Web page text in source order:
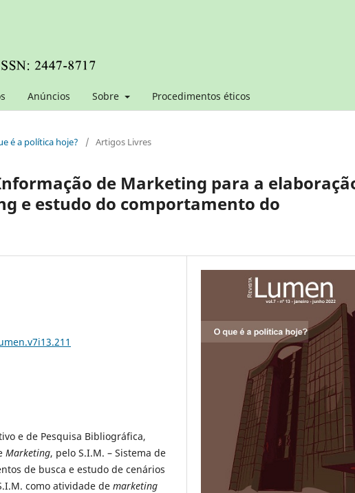
Anúncios Sobre Procedimentos éticos
é a política hoje? / Artigos Livres
de Marketing para a
e estudo do comportamento do
e de Pesquisa Bibliográfica,
Marketing, pelo S.I.M. – Sistema de
de busca e estudo de cenários
como atividade de marketing